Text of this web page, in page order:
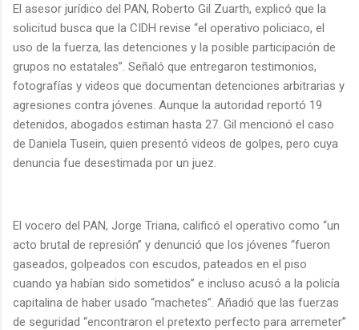
El asesor jurídico del PAN, Roberto Gil Zuarth, explicó que la
solicitud busca que la CIDH revise “el operativo policiaco, el
uso de la fuerza, las detenciones y la posible participación de
grupos no estatales”. Señaló que entregaron testimonios,
fotografías y videos que documentan detenciones arbitrarias y
agresiones contra jóvenes. Aunque la autoridad reportó 19
detenidos, abogados estiman hasta 27. Gil mencionó el caso
de Daniela Tusein, quien presentó videos de golpes, pero cuya
denuncia fue desestimada por un juez.
El vocero del PAN, Jorge Triana, calificó el operativo como “un
acto brutal de represión” y denunció que los jóvenes “fueron
gaseados, golpeados con escudos, pateados en el piso
cuando ya habían sido sometidos” e incluso acusó a la policía
capitalina de haber usado “machetes”. Añadió que las fuerzas
de seguridad “encontraron el pretexto perfecto para arremeter”